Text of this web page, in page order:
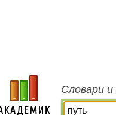
Словари и